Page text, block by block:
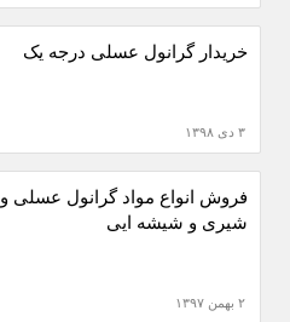
خریدار گرانول عسلی درجه یک
۳ دی ۱۳۹۸
فروش انواع مواد گرانول عسلی و
شیری و شیشه ایی
۲ بهمن ۱۳۹۷